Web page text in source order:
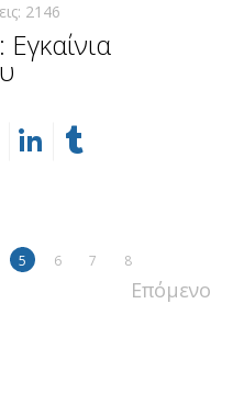
2146
5 6 7
8
Επόμενο